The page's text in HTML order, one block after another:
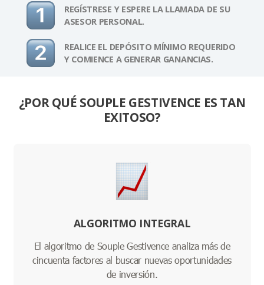
REGÍSTRESE Y ESPERE LA LLAMADA DE SU
ASESOR PERSONAL.
REALICE EL DEPÓSITO MÍNIMO REQUERIDO
Y COMIENCE A GENERAR GANANCIAS.
¿POR QUÉ SOUPLE GESTIVENCE ES TAN
EXITOSO?
ALGORITMO INTEGRAL
El algoritmo de Souple Gestivence analiza más de
cincuenta factores al buscar nuevas oportunidades
de inversión.